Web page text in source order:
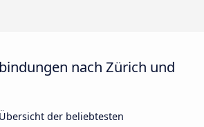
nach Zürich und
der beliebtesten